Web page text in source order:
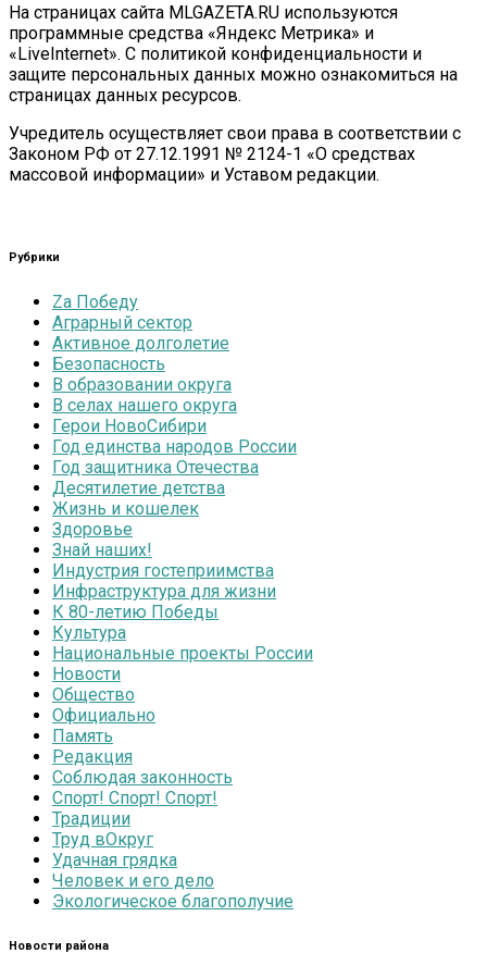
На страницах сайта MLGAZETA.RU используются
программные средства «Яндекс Метрика» и
«LiveInternet». С политикой конфиденциальности и
защите персональных данных можно ознакомиться на
страницах данных ресурсов.
Учредитель осуществляет свои права в соответствии с
Законом РФ от 27.12.1991 № 2124-1 «О средствах
массовой информации» и Уставом редакции.
Рубрики
Zа Победу
Аграрный сектор
Активное долголетие
Безопасность
В образовании округа
В селах нашего округа
Герои НовоСибири
Год единства народов России
Год защитника Отечества
Десятилетие детства
Жизнь и кошелек
Здоровье
Знай наших!
Индустрия гостеприимства
Инфраструктура для жизни
К 80-летию Победы
Культура
Национальные проекты России
Новости
Общество
Официально
Память
Редакция
Соблюдая законность
Спорт! Спорт! Спорт!
Традиции
Труд вОкруг
Удачная грядка
Человек и его дело
Экологическое благополучие
Новости района